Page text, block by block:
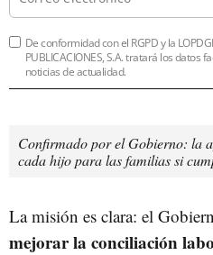
De conformidad con el RGPD y la
PUBLICACIONES, S.A. tratará los datos
noticias de actualidad.
Confirmado por el Gobierno: la
cada hijo para las familias si
La misión es clara: el
mejorar la conciliación